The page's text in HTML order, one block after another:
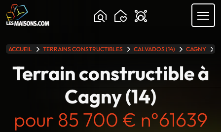
ACCUEIL TERRAINS CONSTRUCTIBLES CALVADOS (14) CAGNY
Terrain constructible à
Cagny (14)
pour 85 700 € n°61639